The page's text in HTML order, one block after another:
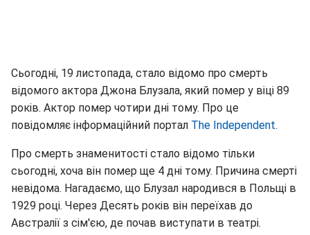
Сьогодні, 19 листопада, стало відомо про смерть
відомого актора Джона Блузала, який помер у віці 89
років. Актор помер чотири дні тому. Про це
повідомляє інформаційний портал The Independent.
Про смерть знаменитості стало відомо тільки
сьогодні, хоча він помер ще 4 дні тому. Причина смерті
невідома. Нагадаємо, що Блузал народився в Польщі в
1929 році. Через Десять років він переїхав до
Австралії з сім'єю, де почав виступати в театрі.